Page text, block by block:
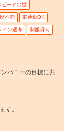
ピード出世
不問 車通勤OK
イン選考 制服貸与
パニーの目標に共
す。